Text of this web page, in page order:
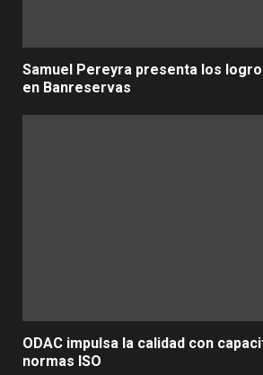
Samuel Pereyra presenta los
en Banreservas
ODAC impulsa la calidad con
normas ISO